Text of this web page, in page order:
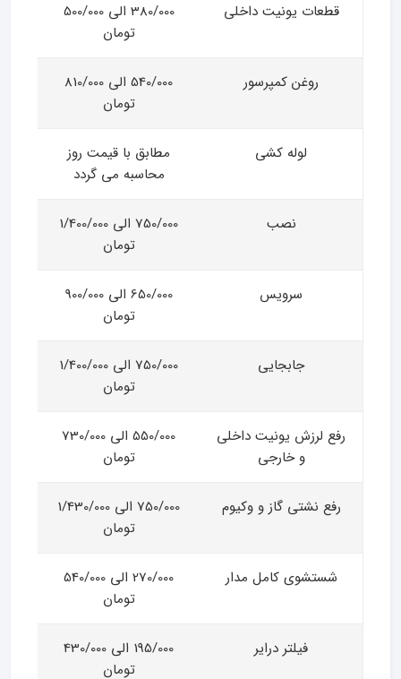
قطعات یونیت داخلی
380/000 الی 500/000
تومان
روغن کمپرسور
540/000 الی 810/000
تومان
لوله کشی
مطابق با قیمت روز
محاسبه می گردد
نصب
750/000 الی 1/400/000
تومان
سرویس
650/000 الی 900/000
تومان
جابجایی
750/000 الی 1/400/000
تومان
رفع لرزش یونیت داخلی
و خارجی
550/000 الی 730/000
تومان
رفع نشتی گاز و وکیوم
750/000 الی 1/430/000
تومان
شستشوی کامل مدار
270/000 الی 540/000
تومان
فیلتر درایر
195/000 الی 430/000
تومان